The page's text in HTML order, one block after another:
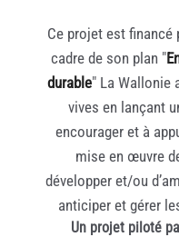
Ce projet est financé
cadre de son plan "
durable" La Wallonie
vives en lançant
encourager et à
mise en œuvre
développer et/ou
anticiper et gérer
Un projet piloté